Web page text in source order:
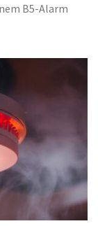
B5-Alarm